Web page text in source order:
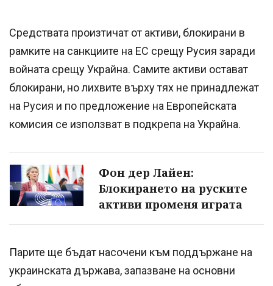
Средствата произтичат от активи, блокирани в
рамките на санкциите на ЕС срещу Русия заради
войната срещу Украйна. Самите активи остават
блокирани, но лихвите върху тях не принадлежат
на Русия и по предложение на Европейската
комисия се използват в подкрепа на Украйна.
Фон дер Лайен:
Блокирането на руските
активи променя играта
Парите ще бъдат насочени към поддържане на
украинската държава, запазване на основни